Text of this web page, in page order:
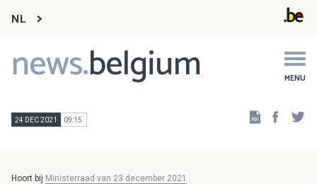
NL
news.belgium MENU
Main
navigation
24 DEC 2021 09:15
Hoort bij Ministerraad van 23 december 2021